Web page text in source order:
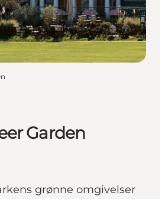
Card
Garden
grønne omgivelser